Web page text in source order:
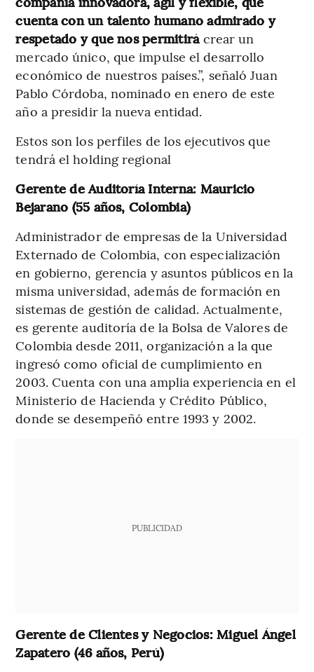
cuenta con un talento humano admirado y
respetado y que nos permitirá crear un
mercado único, que impulse el desarrollo
económico de nuestros países.”, señaló Juan
Pablo Córdoba, nominado en enero de este
año a presidir la nueva entidad.
Estos son los perfiles de los ejecutivos que
tendrá el holding regional
Gerente de Auditoría Interna: Mauricio
Bejarano (55 años, Colombia)
Administrador de empresas de la Universidad
Externado de Colombia, con especialización
en gobierno, gerencia y asuntos públicos en la
misma universidad, además de formación en
sistemas de gestión de calidad. Actualmente,
es gerente auditoría de la Bolsa de Valores de
Colombia desde 2011, organización a la que
ingresó como oficial de cumplimiento en
2003. Cuenta con una amplia experiencia en el
Ministerio de Hacienda y Crédito Público,
donde se desempeñó entre 1993 y 2002.
PUBLICIDAD
Gerente de Clientes y Negocios: Miguel Ángel
Zapatero (46 años, Perú)